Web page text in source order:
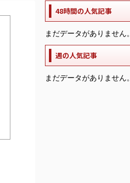
48時間の人気記事
まだデータがありません。
週の人気記事
まだデータがありません。